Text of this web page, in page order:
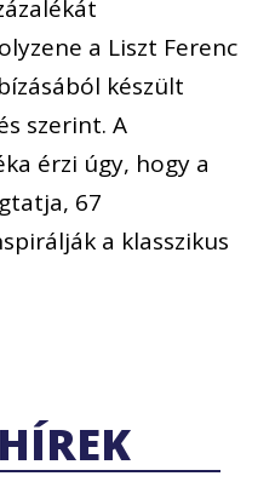
a Liszt Ferenc
készült
szerint. A
érzi úgy, hogy a
67
a klasszikus